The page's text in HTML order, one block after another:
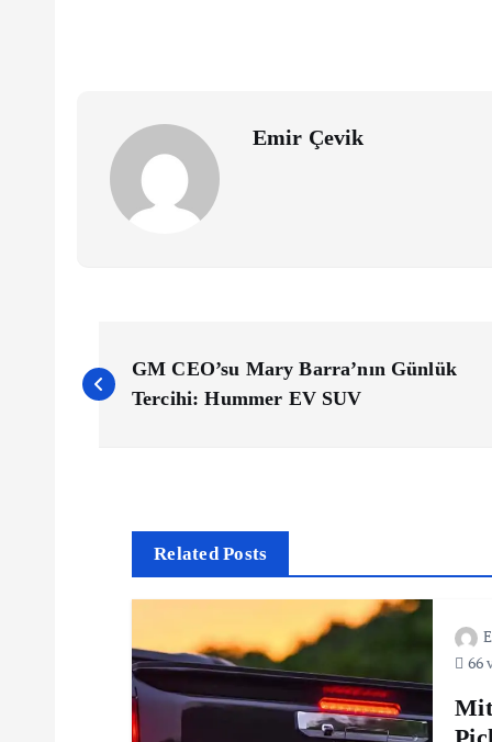
Emir Çevik
a
GM CEO’su Mary Barra’nın Günlük
Tercihi: Hummer EV SUV
Related Posts
66